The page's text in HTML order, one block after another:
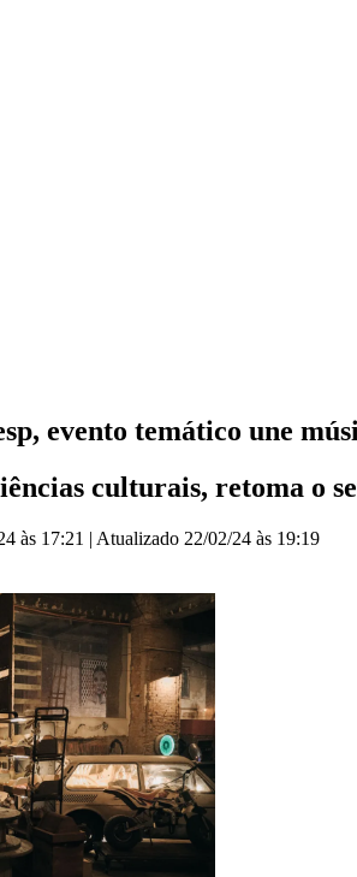
evento temático une
culturais, retoma o
às 17:21 | Atualizado 22/02/24 às 19:19